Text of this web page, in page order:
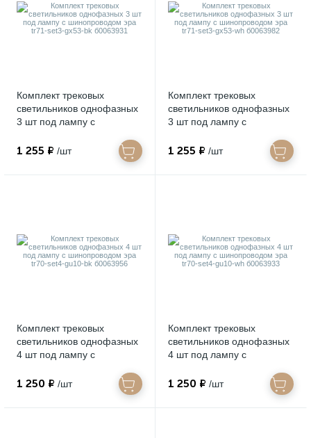
Комплект трековых
светильников однофазных
3 шт под лампу с
set3-gx53-bk б0063931
1 255 ₽ /шт
Комплект трековых
светильников однофазных
3 шт под лампу с
set3-gx53-wh б0063982
1 255 ₽ /шт
Комплект трековых
светильников однофазных
4 шт под лампу с
set4-gu10-bk б0063956
1 250 ₽ /шт
Комплект трековых
светильников однофазных
4 шт под лампу с
set4-gu10-wh б0063933
1 250 ₽ /шт